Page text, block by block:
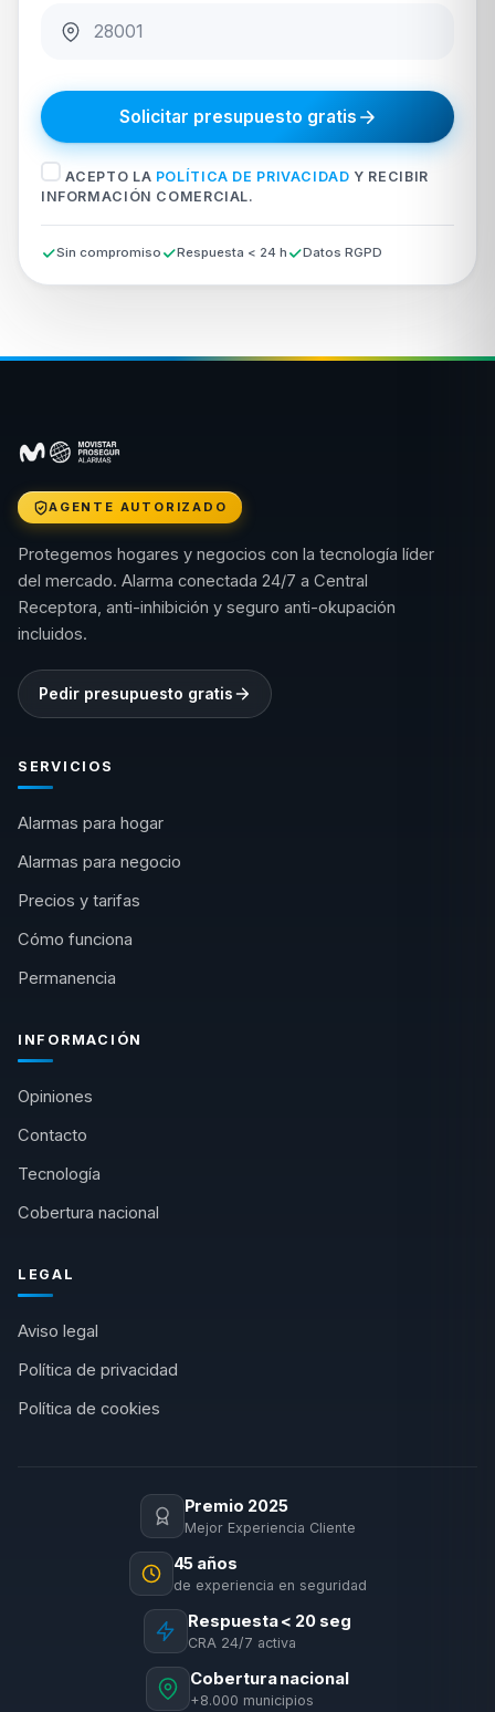
Solicitar presupuesto gratis
ACEPTO LA POLÍTICA DE PRIVACIDAD Y RECIBIR
INFORMACIÓN COMERCIAL.
Sin compromiso Respuesta < 24 h Datos RGPD
AGENTE AUTORIZADO
Protegemos hogares y negocios con la tecnología líder
del mercado. Alarma conectada 24/7 a Central
Receptora, anti-inhibición y seguro anti-okupación
incluidos.
Pedir presupuesto gratis
SERVICIOS
Alarmas para hogar
Alarmas para negocio
Precios y tarifas
Cómo funciona
Permanencia
INFORMACIÓN
Opiniones
Contacto
Tecnología
Cobertura nacional
LEGAL
Aviso legal
Política de privacidad
Política de cookies
Premio 2025
Mejor Experiencia Cliente
45 años
de experiencia en seguridad
Respuesta < 20 seg
CRA 24/7 activa
Cobertura nacional
+8.000 municipios